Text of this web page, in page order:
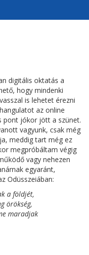
digitális oktatás a
hogy mindenki
is lehetet érezni
az online
pont jókor jött a szünet.
vagyunk, csak még
meddig tart még ez
megpróbáltam végig
vagy nehezen
egyaránt,
Odüsszeiában:
a földjét,
örökség,
maradjak